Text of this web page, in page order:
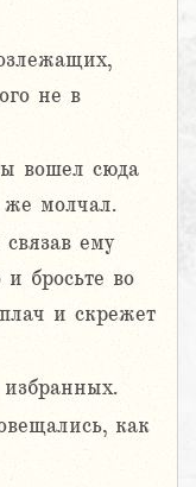
не в
вошел сюда
молчал.
ему
бросьте во
и скрежет
как